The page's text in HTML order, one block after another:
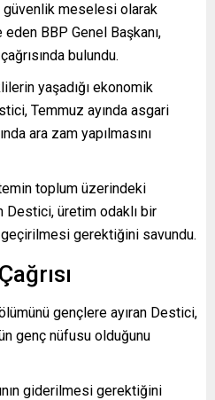
güvenlik meselesi olarak
BBP Genel Başkanı,
bulundu.
yaşadığı ekonomik
Temmuz ayında asgari
ara zam yapılmasını
toplum üzerindeki
üretim odaklı bir
gerektiğini savundu.
gençlere ayıran Destici,
genç nüfusu olduğunu
giderilmesi gerektiğini